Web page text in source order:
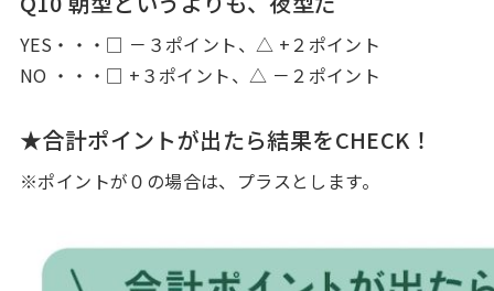
YES・・・□ －３ポイント、△ +２ポイント
NO ・・・□ +３ポイント、△ －２ポイント
★合計ポイントが出たら結果をCHECK！
※ポイントが０の場合は、プラスとします。